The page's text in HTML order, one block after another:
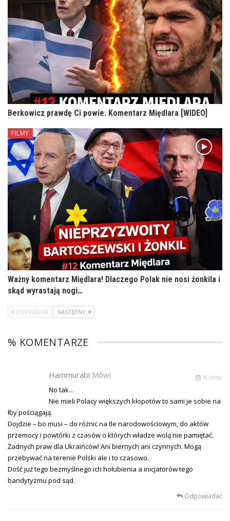
Berkowicz prawdę Ci powie. Komentarz Międlara [WIDEO]
FILMY
Ważny komentarz Międlara! Dlaczego Polak nie nosi żonkila i
skąd wyrastają nogi…
POPRZEDNI NASTĘPNY
% KOMENTARZE
Hammurabi Mówi % temu
No tak…
Nie mieli Polacy większych kłopotów to sami je sobie na
łby pościągają.
Dojdzie – bo musi – do różnic na tle narodowościowym, do aktów
przemocy i powtórki z czasów o których władze wolą nie pamiętać.
Żadnych praw dla Ukraińców! Ani biernych ani czynnych. Mogą
przebywać na terenie Polski ale i to czasowo.
Dość już tego bezmyślnego ich hołubienia a inicjatorów tego
bandytyzmu pod sąd.
Odpowiadać